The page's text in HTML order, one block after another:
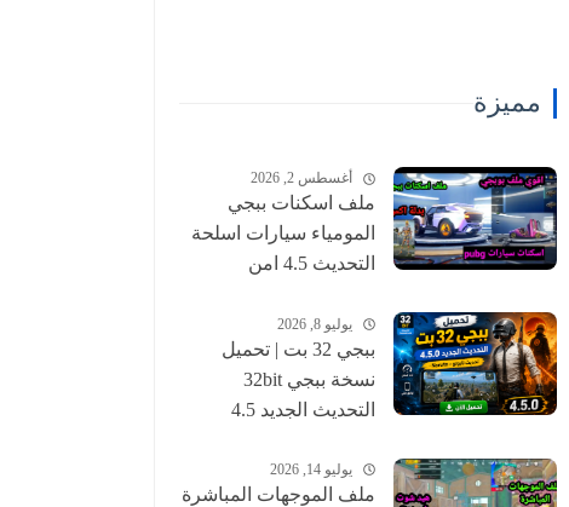
مميزة
أغسطس 2, 2026
ملف اسكنات ببجي
المومياء سيارات اسلحة
التحديث 4.5 امن
pubgskins
يوليو 8, 2026
ببجي 32 بت | تحميل
نسخة ببجي 32bit
التحديث الجديد 4.5
يوليو 14, 2026
ملف الموجهات المباشرة